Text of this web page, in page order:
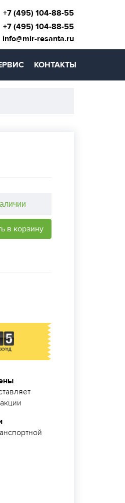
+7 (495) 104-88-55
+7 (495) 104-88-55
info@mir-resanta.ru
КОНТАКТЫ
в корзину